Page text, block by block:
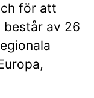
för att
består av 26